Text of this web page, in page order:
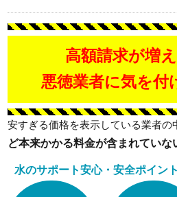
高額請求が増
悪徳業者に気を付
安すぎる価格を表示している業者の
ど本来かかる料金が含まれていな
水のサポート安心・安全ポイント